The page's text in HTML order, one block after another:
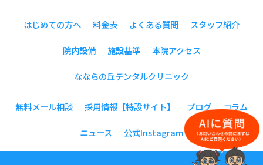
はじめての方へ 料金表 よくある質問 スタッフ紹介
院内設備 施設基準 本院アクセス
なならの丘デンタルクリニック
無料メール相談 採用情報【特設サイト】 ブログ コラム
ニュース 公式Instagram